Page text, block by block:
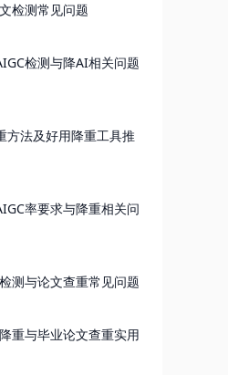
检测常见问题
检测与降AI相关问题
方法及好用降重工具推
率要求与降重相关问
测与论文查重常见问题
重与毕业论文查重实用